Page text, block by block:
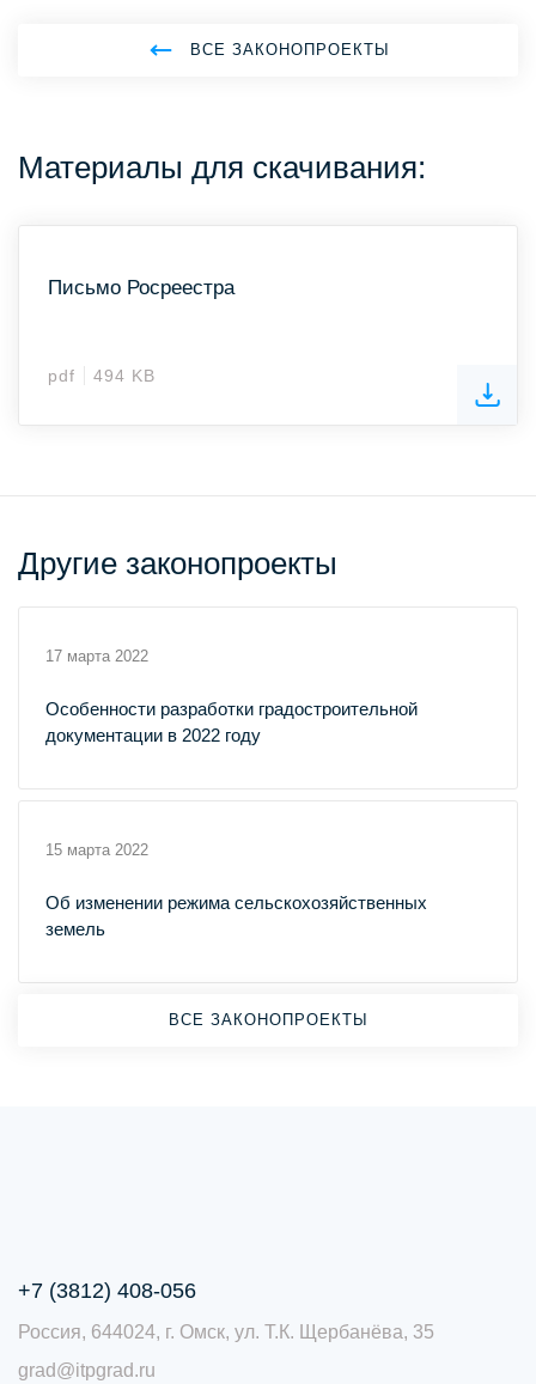
ВСЕ ЗАКОНОПРОЕКТЫ
Материалы для скачивания:
Письмо Росреестра
pdf 494 KB
Другие законопроекты
17 марта 2022
Особенности разработки градостроительной
документации в 2022 году
15 марта 2022
Об изменении режима сельскохозяйственных
земель
ВСЕ ЗАКОНОПРОЕКТЫ
+7 (3812) 408-056
Россия, 644024, г. Омск, ул. Т.К. Щербанёва, 35
grad@itpgrad.ru